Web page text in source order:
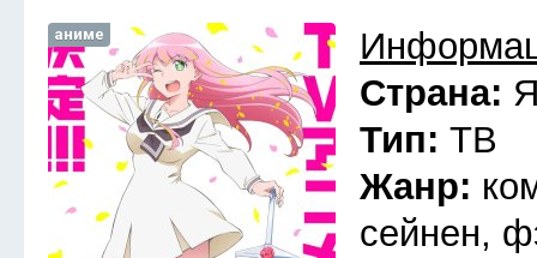
аниме
Страна:
Тип: ТВ
Жанр:
сейнен,